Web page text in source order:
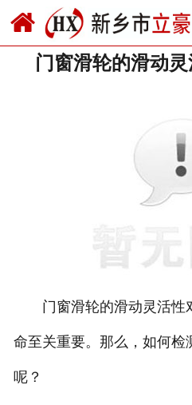
门窗滑轮的滑动
门窗滑轮的滑动灵活性
命至关重要。那么，如何检
呢？